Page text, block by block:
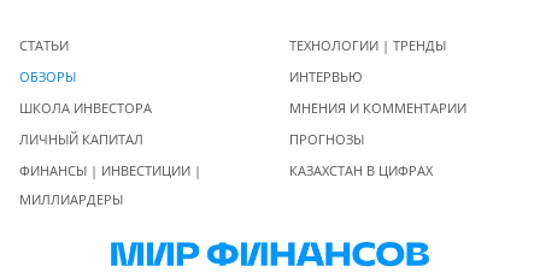
СТАТЬИ
ОБЗОРЫ
ШКОЛА ИНВЕСТОРА
ЛИЧНЫЙ КАПИТАЛ
ФИНАНСЫ | ИНВЕСТИЦИИ |
МИЛЛИАРДЕРЫ
ТЕХНОЛОГИИ | ТРЕНДЫ
ИНТЕРВЬЮ
МНЕНИЯ И КОММЕНТАРИИ
ПРОГНОЗЫ
КАЗАХСТАН В ЦИФРАХ